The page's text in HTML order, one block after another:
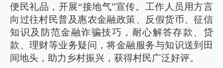
便民礼品，开展“接地气”宣传。工作人员用方言
向过往村民普及惠农金融政策、反假货币、征信
知识及防范金融诈骗技巧，耐心解答存款、贷
款、理财等业务疑问，将金融服务与知识送到田
间地头，助力乡村振兴，获得村民广泛好评。